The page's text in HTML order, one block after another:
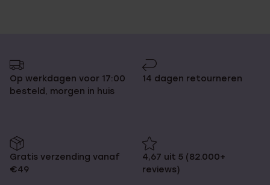
Op werkdagen voor 17:00
besteld, morgen in huis
14 dagen retourneren
Gratis verzending vanaf
€49
4,67 uit 5 (82.000+
reviews)